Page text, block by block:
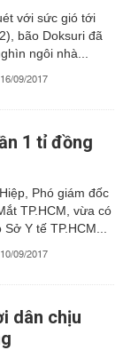
với sức gió tới
bão Doksuri đã
ngôi nhà...
09/2017
1 tỉ đồng
Phó giám đốc
TP.HCM, vừa có
Y tế TP.HCM...
09/2017
dân chịu